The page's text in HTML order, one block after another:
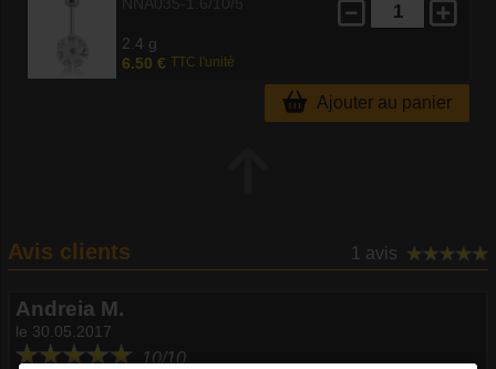
2.4 g
6.50 € TTC l'unité
Ajouter au panier
Avis clients 1 avis
Andreia M.
le 30.05.2017
10/10